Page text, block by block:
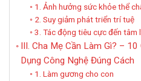
1. Ảnh hưởng sức khỏe thể
2. Suy giảm phát triển trí tuệ
3. Tác động tiêu cực đến tâm
III. Cha Mẹ Cần Làm Gì? –
Dụng Công Nghệ Đúng Cách
1. Làm gương cho con